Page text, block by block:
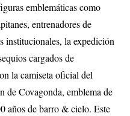
emblemáticas como
entrenadores de
institucionales, la expedición
cargados de
la camiseta oficial del
de Covagonda, emblema de
años de barro & cielo. Este